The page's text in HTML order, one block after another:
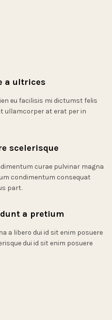
a ultrices
eu facilisis mi dictumst felis
ullamcorper at erat per in
scelerisque
curae pulvinar magna
condimentum consequat
part.
a pretium
a libero dui id sit enim posuere
dui id sit enim posuere